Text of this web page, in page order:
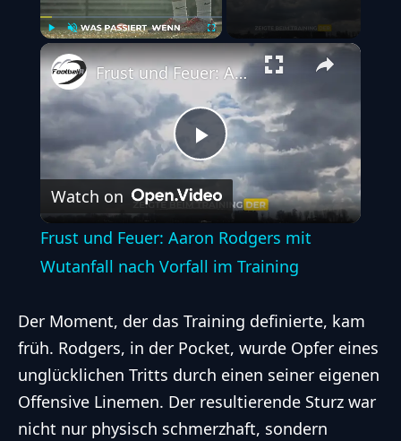
Play Unmute Fullscreen
Play
Video
Frust und Feuer: Aaron Rodgers mit Wutanfall nach Vorfall im Training
Watch on
Frust und Feuer: Aaron Rodgers mit
Wutanfall nach Vorfall im Training
Der Moment, der das Training definierte, kam
früh. Rodgers, in der Pocket, wurde Opfer eines
unglücklichen Tritts durch einen seiner eigenen
Offensive Linemen. Der resultierende Sturz war
nicht nur physisch schmerzhaft, sondern